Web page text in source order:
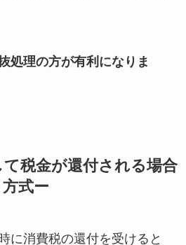
処理の方が有利になりま
税金が還付される場合
式ー
に消費税の還付を受けると